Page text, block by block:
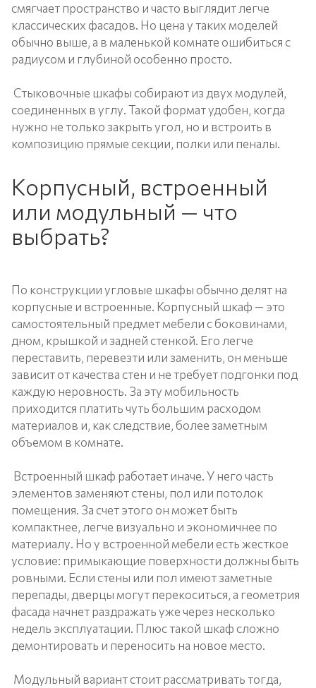
смягчает пространство и часто выглядит легче
классических фасадов. Но цена у таких моделей
обычно выше, а в маленькой комнате ошибиться с
радиусом и глубиной особенно просто.
Стыковочные шкафы собирают из двух модулей,
соединенных в углу. Такой формат удобен, когда
нужно не только закрыть угол, но и встроить в
композицию прямые секции, полки или пеналы.
Корпусный, встроенный
или модульный — что
выбрать?
По конструкции угловые шкафы обычно делят на
корпусные и встроенные. Корпусный шкаф — это
самостоятельный предмет мебели с боковинами,
дном, крышкой и задней стенкой. Его легче
переставить, перевезти или заменить, он меньше
зависит от качества стен и не требует подгонки под
каждую неровность. За эту мобильность
приходится платить чуть большим расходом
материалов и, как следствие, более заметным
объемом в комнате.
Встроенный шкаф работает иначе. У него часть
элементов заменяют стены, пол или потолок
помещения. За счет этого он может быть
компактнее, легче визуально и экономичнее по
материалу. Но у встроенной мебели есть жесткое
условие: примыкающие поверхности должны быть
ровными. Если стены или пол имеют заметные
перепады, дверцы могут перекоситься, а геометрия
фасада начнет раздражать уже через несколько
недель эксплуатации. Плюс такой шкаф сложно
демонтировать и переносить на новое место.
Модульный вариант стоит рассматривать тогда,